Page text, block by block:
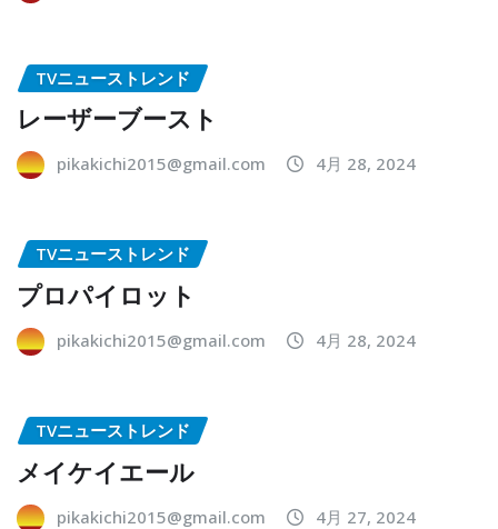
TVニューストレンド
レーザーブースト
pikakichi2015@gmail.com 4月 28, 2024
TVニューストレンド
プロパイロット
pikakichi2015@gmail.com 4月 28, 2024
TVニューストレンド
メイケイエール
pikakichi2015@gmail.com 4月 27, 2024